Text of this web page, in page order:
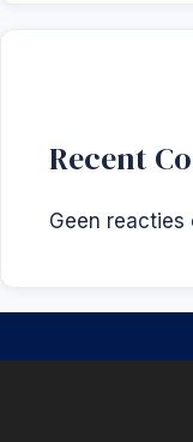
Recent
Geen reacties